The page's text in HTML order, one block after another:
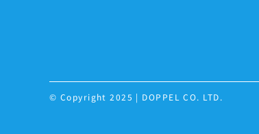
© Copyright 2025 | DOPPEL CO. LTD.